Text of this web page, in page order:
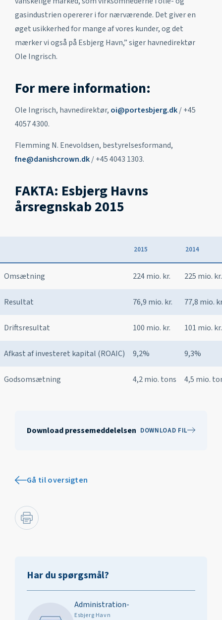
Har du spørgsmål?
Administration-
Esbjerg Havn
gasindustrien opererer i for nærværende. Det giver en
øget usikkerhed for mange af vores kunder, og det
mærker vi også på Esbjerg Havn,” siger havnedirektør
Ole Ingrisch.
For mere information:
Ole Ingrisch, havnedirektør, oi@portesbjerg.dk/ +45
4057 4300.
Flemming N. Enevoldsen, bestyrelsesformand,
fne@danishcrown.dk/ +45 4043 1303.
FAKTA: Esbjerg Havns
årsregnskab 2015
2015 2014
Omsætning 224 mio. kr. 225 mio. kr.
Resultat 76,9 mio. kr. 77,8 mio.
Driftsresultat 100 mio. kr. 101 mio. kr.
Afkast af investeret kapital (ROAIC) 9,2% 9,3%
Godsomsætning 4,2 mio. tons 4,5 mio.
Download pressemeddelelsen DOWNLOAD FIL
Gå til oversigten